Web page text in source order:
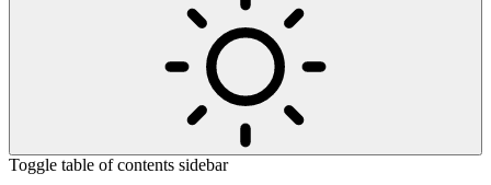
Toggle table of contents sidebar